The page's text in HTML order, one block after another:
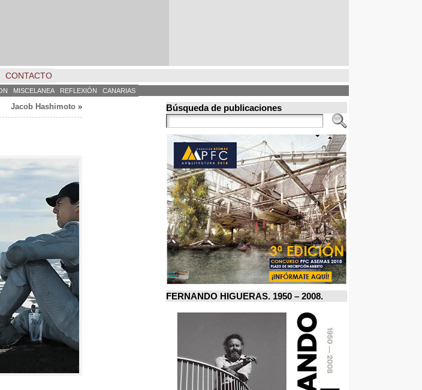
CONTACTO
MISCELANEA REFLEXIÓN CANARIAS
Jacob Hashimoto » Búsqueda de publicaciones
FERNANDO HIGUERAS. 1950 – 2008.